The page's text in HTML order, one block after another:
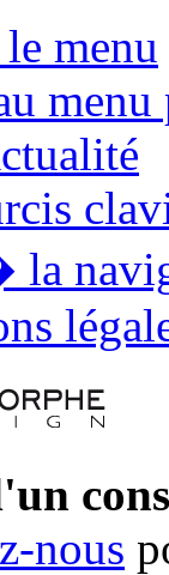
menu
la
nous